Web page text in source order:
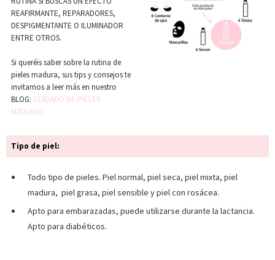
REAFIRMANTE, REPARADORES,
DESPIGMENTANTE O ILUMINADOR
ENTRE OTROS.
Si queréis saber sobre la rutina de
pieles madura, sus tips y consejos te
invitamos a leer más en nuestro
BLOG: CUIDADO DE PIELES
MADURAS
Tipo de piel:
Todo tipo de pieles. Piel normal, piel seca, piel mixta, piel
madura, piel grasa, piel sensible y piel con rosácea.
Apto para embarazadas, puede utilizarse durante la lactancia.
Apto para diabéticos.